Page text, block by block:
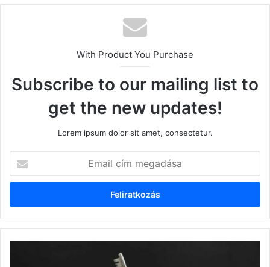
With Product You Purchase
Subscribe to our mailing list to
get the new updates!
Lorem ipsum dolor sit amet, consectetur.
cím
megadása